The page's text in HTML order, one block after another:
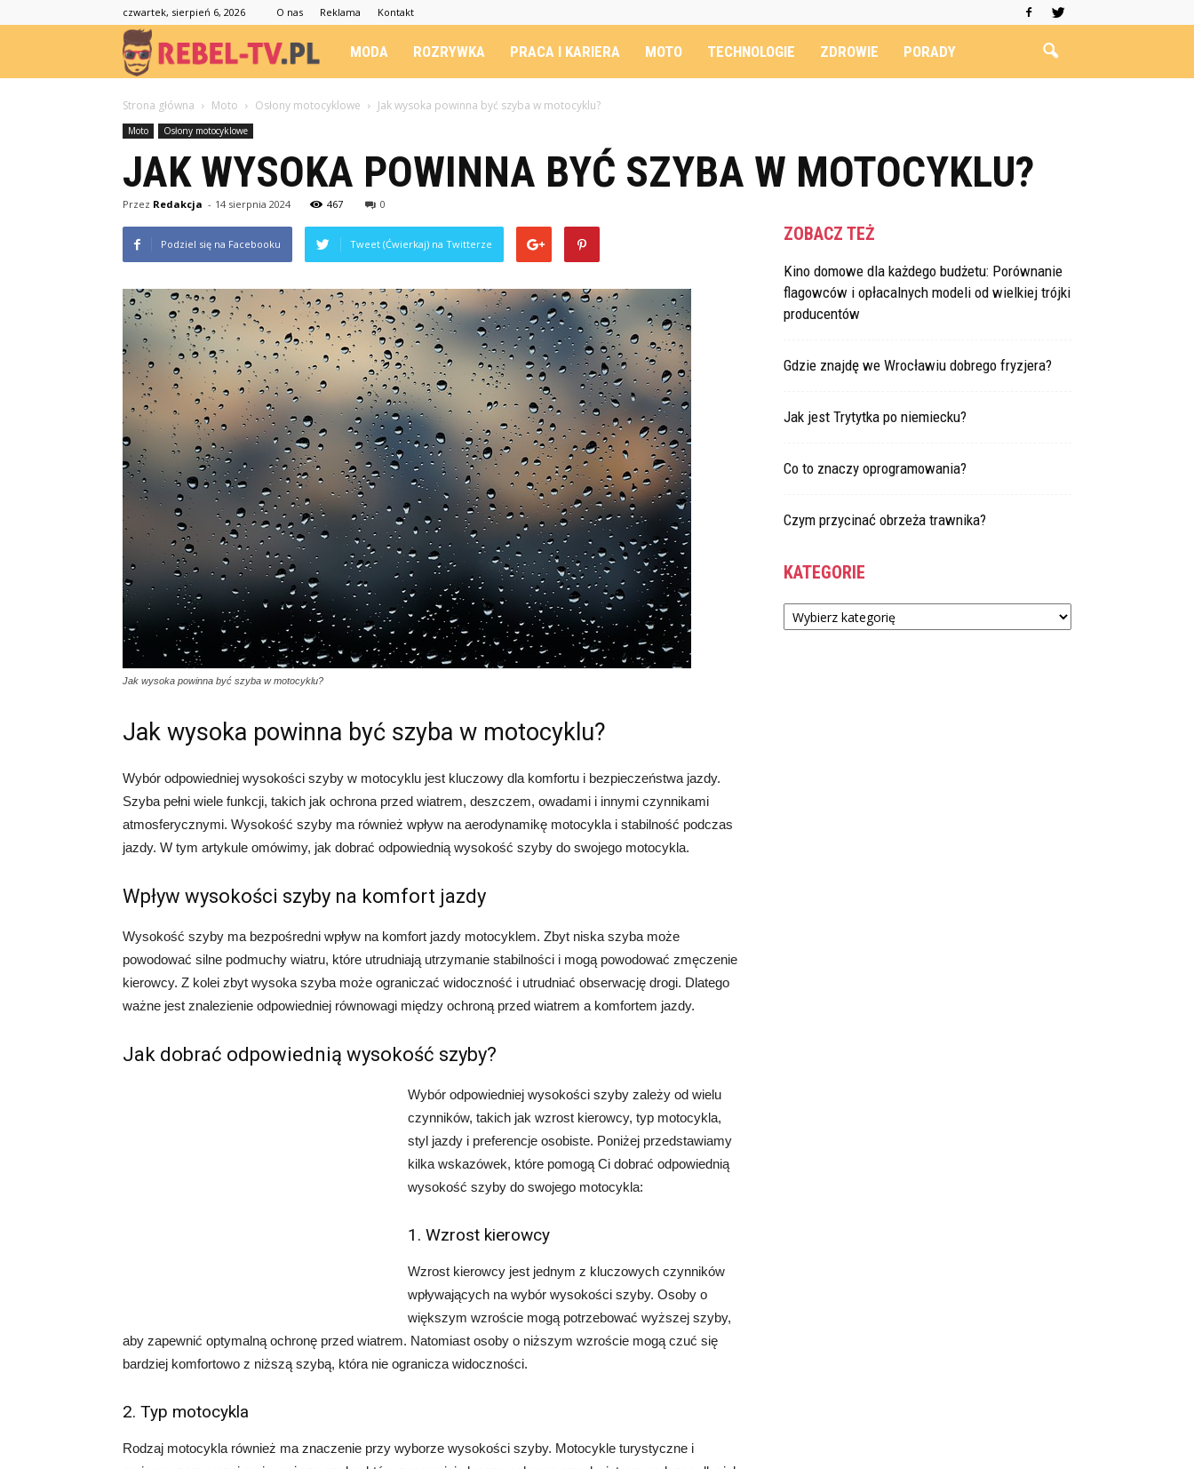
czwartek, sierpień 6, 2026 O nas Reklama Kontakt
Rebel-
TV.pl
MODA ROZRYWKA PRACA I KARIERA MOTO TECHNOLOGIE ZDROWIE PORADY
Strona główna Moto Osłony motocyklowe Jak wysoka powinna być szyba w motocyklu?
Moto Osłony motocyklowe
JAK WYSOKA POWINNA BYĆ SZYBA W MOTOCYKLU?
Przez Redakcja - 14 sierpnia 2024 467 0
Podziel się na Facebooku Tweet (Ćwierkaj) na Twitterze
Jak wysoka powinna być szyba w motocyklu?
Jak wysoka powinna być szyba w motocyklu?
Wybór odpowiedniej wysokości szyby w motocyklu jest kluczowy dla komfortu i bezpieczeństwa jazdy.
Szyba pełni wiele funkcji, takich jak ochrona przed wiatrem, deszczem, owadami i innymi czynnikami
atmosferycznymi. Wysokość szyby ma również wpływ na aerodynamikę motocykla i stabilność podczas
jazdy. W tym artykule omówimy, jak dobrać odpowiednią wysokość szyby do swojego motocykla.
Wpływ wysokości szyby na komfort jazdy
Wysokość szyby ma bezpośredni wpływ na komfort jazdy motocyklem. Zbyt niska szyba może
powodować silne podmuchy wiatru, które utrudniają utrzymanie stabilności i mogą powodować zmęczenie
kierowcy. Z kolei zbyt wysoka szyba może ograniczać widoczność i utrudniać obserwację drogi. Dlatego
ważne jest znalezienie odpowiedniej równowagi między ochroną przed wiatrem a komfortem jazdy.
Jak dobrać odpowiednią wysokość szyby?
Wybór odpowiedniej wysokości szyby zależy od wielu
czynników, takich jak wzrost kierowcy, typ motocykla,
styl jazdy i preferencje osobiste. Poniżej przedstawiamy
kilka wskazówek, które pomogą Ci dobrać odpowiednią
wysokość szyby do swojego motocykla:
1. Wzrost kierowcy
Wzrost kierowcy jest jednym z kluczowych czynników
wpływających na wybór wysokości szyby. Osoby o
większym wzroście mogą potrzebować wyższej szyby,
aby zapewnić optymalną ochronę przed wiatrem. Natomiast osoby o niższym wzroście mogą czuć się
bardziej komfortowo z niższą szybą, która nie ogranicza widoczności.
2. Typ motocykla
Rodzaj motocykla również ma znaczenie przy wyborze wysokości szyby. Motocykle turystyczne i
ZOBACZ TEŻ
Kino domowe dla każdego budżetu: Porównanie
flagowców i opłacalnych modeli od wielkiej trójki
producentów
Gdzie znajdę we Wrocławiu dobrego fryzjera?
Jak jest Trytytka po niemiecku?
Co to znaczy oprogramowania?
Czym przycinać obrzeża trawnika?
KATEGORIE
Kategorie